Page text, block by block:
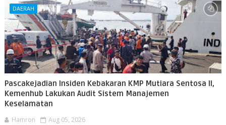
DAERAH
Pascakejadian Insiden Kebakaran KMP Mutiara Sentosa II,
Kemenhub Lakukan Audit Sistem Manajemen
Keselamatan
Hamron Aug 05, 2026